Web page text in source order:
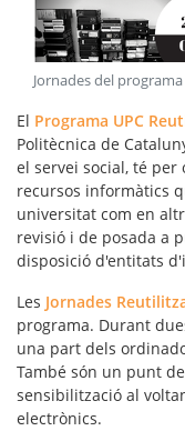
Jornades del
El Programa UPC
Politècnica de
el servei social, té per
recursos informàtics
universitat com en
revisió i de posada a
disposició d'entitats
Les Jornades
programa. Durant
una part dels
També són un punt
sensibilització al
electrònics.